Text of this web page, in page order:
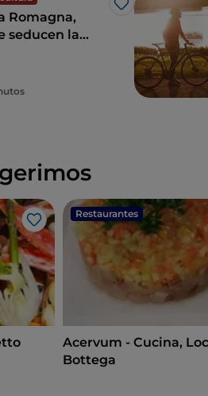
Me gusta
Romagna,
seducen la
comida
Me gusta
Restaurantes
Acervum - Cucina,
Bottega